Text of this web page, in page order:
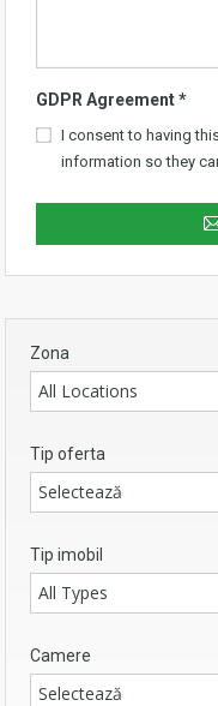
GDPR Agreement*
I consent to having
information so they
Zona
All Locations
Tip oferta
Selectează
Tip imobil
All Types
Camere
Selectează